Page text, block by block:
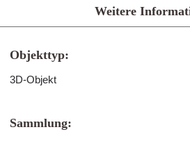
Weitere
Objekttyp:
3D-Objekt
Sammlung: